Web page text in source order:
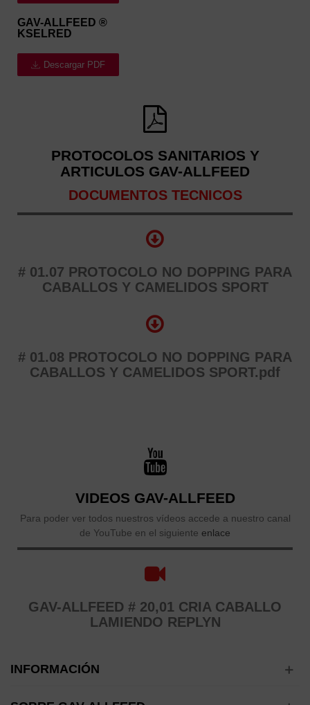
GAV-ALLFEED ®
KSELRED
Descargar PDF
PROTOCOLOS SANITARIOS Y
ARTICULOS GAV-ALLFEED
DOCUMENTOS TECNICOS
# 01.07 PROTOCOLO NO DOPPING PARA
CABALLOS Y CAMELIDOS SPORT
# 01.08 PROTOCOLO NO DOPPING PARA
CABALLOS Y CAMELIDOS SPORT.pdf
VIDEOS GAV-ALLFEED
Para poder ver todos nuestros vídeos accede a nuestro canal
de YouTube en el siguiente enlace
GAV-ALLFEED # 20,01 CRIA CABALLO
LAMIENDO REPLYN
INFORMACIÓN